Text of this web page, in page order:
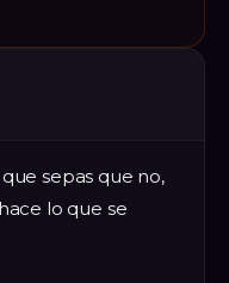
sepas que no,
lo que se